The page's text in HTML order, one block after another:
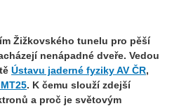
Žižkovského tunelu pro pěší
nenápadné dveře. Vedou
Ústavu jaderné fyziky AV ČR,
. K čemu slouží zdejší
a proč je světovým